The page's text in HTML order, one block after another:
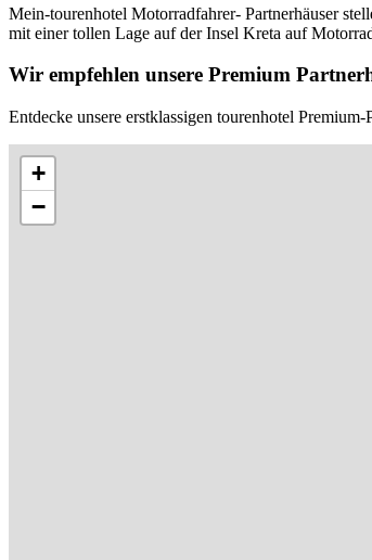
Mein-tourenhotel Motorradfahrer- Partnerhäuser
mit einer tollen Lage auf der Insel Kreta auf
Wir empfehlen unsere Premium
Entdecke unsere erstklassigen tourenhotel
+
−